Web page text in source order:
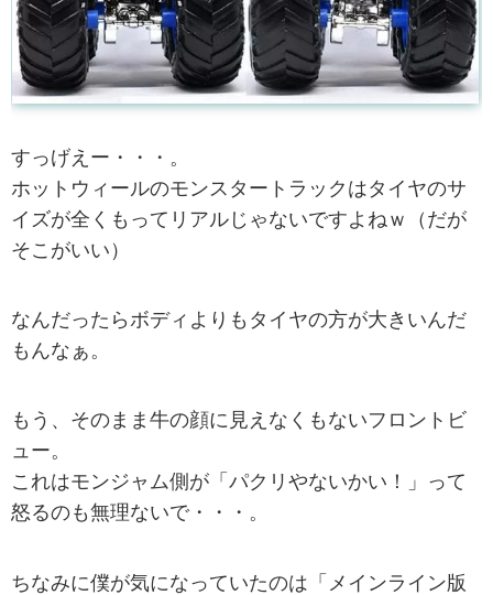
すっげえー・・・。
ホットウィールのモンスタートラックはタイヤのサ
イズが全くもってリアルじゃないですよねｗ（だが
そこがいい）
なんだったらボディよりもタイヤの方が大きいんだ
もんなぁ。
もう、そのまま牛の顔に見えなくもないフロントビ
ュー。
これはモンジャム側が「パクリやないかい！」って
怒るのも無理ないで・・・。
ちなみに僕が気になっていたのは「メインライン版